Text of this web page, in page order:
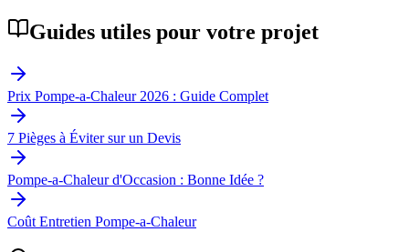
Guides utiles pour votre projet
Prix Pompe-a-Chaleur 2026 : Guide Complet
7 Pièges à Éviter sur un Devis
Pompe-a-Chaleur d'Occasion : Bonne Idée ?
Coût Entretien Pompe-a-Chaleur